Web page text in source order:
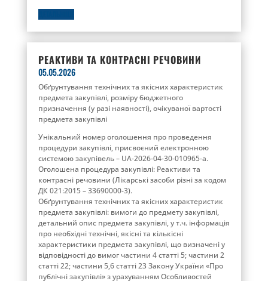
РЕАКТИВИ ТА КОНТРАСНІ РЕЧОВИНИ
05.05.2026
Обґрунтування технічних та якісних характеристик
предмета закупівлі, розміру бюджетного
призначення (у разі наявності), очікуваної вартості
предмета закупівлі
Унікальний номер оголошення про проведення
процедури закупівлі, присвоєний електронною
системою закупівель – UA-2026-04-30-010965-a.
Оголошена процедура закупівлі: Реактиви та
контрасні речовини (Лікарські засоби різні за кодом
ДК 021:2015 – 33690000-3).
Обґрунтування технічних та якісних характеристик
предмета закупівлі: вимоги до предмету закупівлі,
детальний опис предмета закупівлі, у т.ч. інформація
про необхідні технічні, якісні та кількісні
характеристики предмета закупівлі, що визначені у
відповідності до вимог частини 4 статті 5; частини 2
статті 22; частини 5,6 статті 23 Закону України «Про
публічні закупівлі» з урахуванням Особливостей